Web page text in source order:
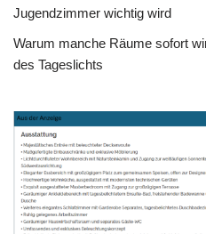
Jugendzimmer wichtig wird
Warum manche Räume sofort
des Tageslichts